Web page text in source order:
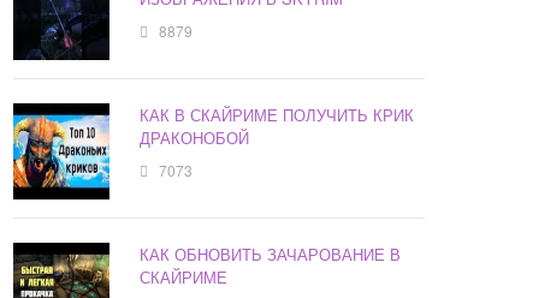
8879
КАК В СКАЙРИМЕ ПОЛУЧИТЬ КРИК
ДРАКОНОБОЙ
7073
КАК ОБНОВИТЬ ЗАЧАРОВАНИЕ В
СКАЙРИМЕ